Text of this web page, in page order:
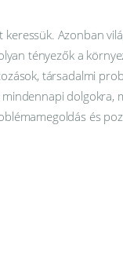
Azonban
tényezők a
társadalmi
dolgokra,
és